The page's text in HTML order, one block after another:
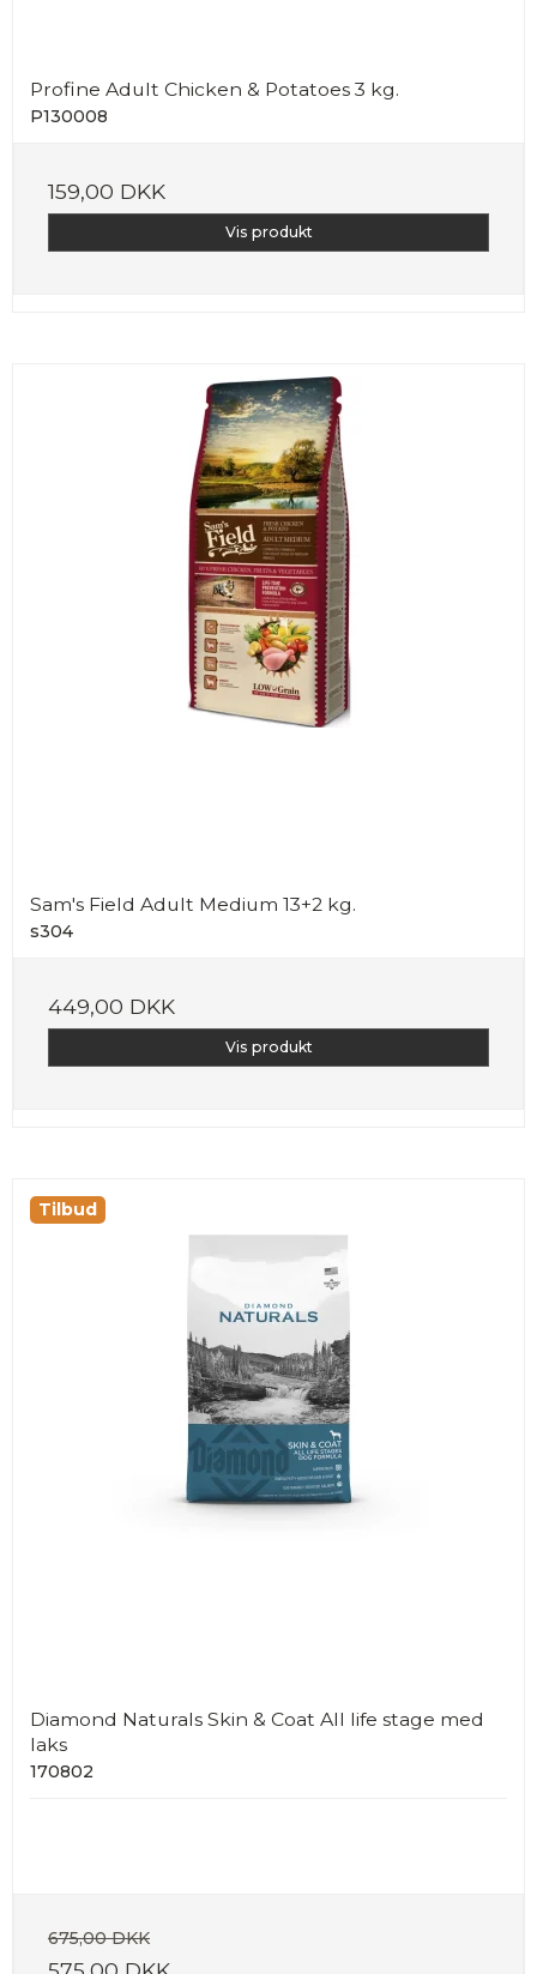
Profine Adult Chicken & Potatoes 3 kg.
P130008
159,00 DKK
Vis produkt
Sam's Field Adult Medium 13+2 kg.
s304
449,00 DKK
Vis produkt
Tilbud
Diamond Naturals Skin & Coat All life stage med
laks
170802
675,00 DKK